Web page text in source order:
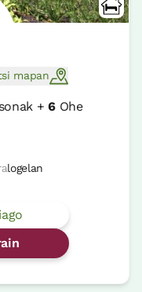
mapan
+6Ohe
logelan